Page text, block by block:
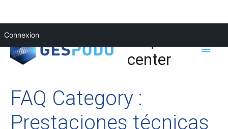
Connexion
center
FAQ Category :
Prestaciones técnicas